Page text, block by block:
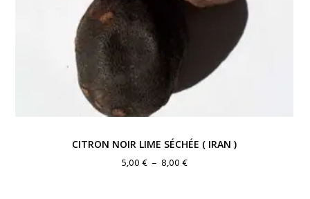
CITRON NOIR LIME SÉCHÉE ( IRAN )
5,00€ – 8,00€Plage